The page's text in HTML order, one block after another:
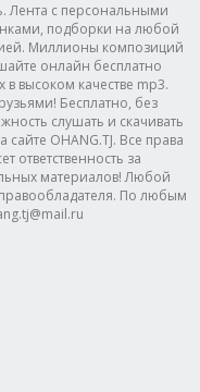
Лента с персональными
подборки на любой
Миллионы композиций
онлайн бесплатно
в высоком качестве mp3.
Бесплатно, без
слушать и скачивать
OHANG.TJ. Все права
ответственность за
материалов! Любой
По любым